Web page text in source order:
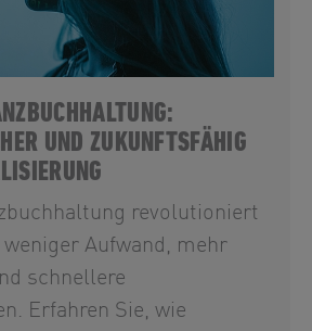
UND ZUKUNFTSFÄHIG
revolutioniert
weniger Aufwand, mehr
schnellere
Erfahren Sie, wie